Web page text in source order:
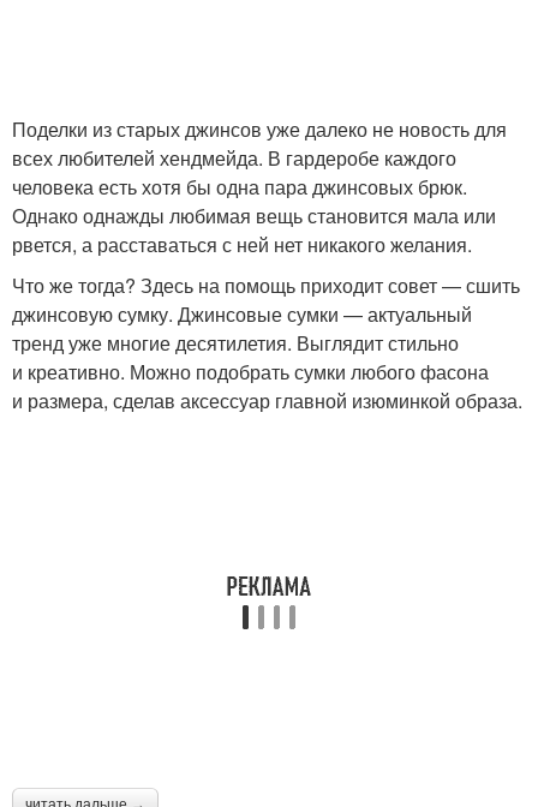
Поделки из старых джинсов уже далеко не новость для
всех любителей хендмейда. В гардеробе каждого
человека есть хотя бы одна пара джинсовых брюк.
Однако однажды любимая вещь становится мала или
рвется, а расставаться с ней нет никакого желания.
Что же тогда? Здесь на помощь приходит совет — сшить
джинсовую сумку. Джинсовые сумки — актуальный
тренд уже многие десятилетия. Выглядит стильно
и креативно. Можно подобрать сумки любого фасона
и размера, сделав аксессуар главной изюминкой образа.